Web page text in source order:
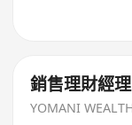
銷售理財經理
YOMANI